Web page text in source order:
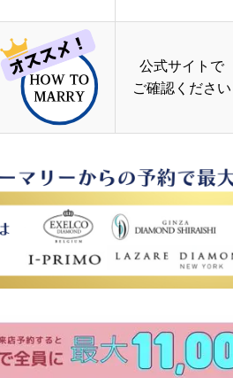
公式サイトで
ご確認ください